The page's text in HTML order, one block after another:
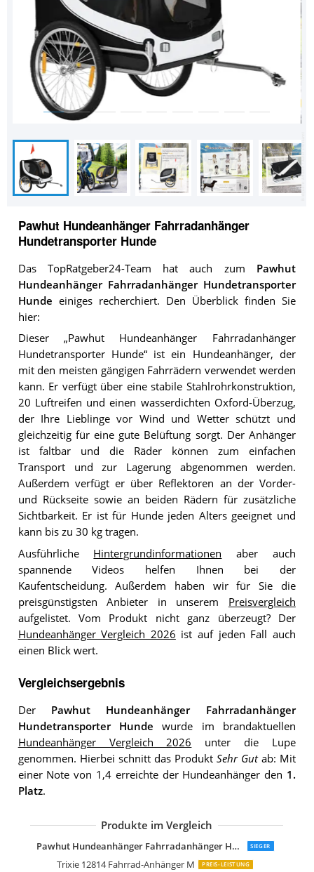
Pawhut Hundeanhänger Fahrradanhänger
Hundetransporter Hunde
Das TopRatgeber24-Team hat auch zum Pawhut
Hundeanhänger Fahrradanhänger Hundetransporter
Hunde einiges recherchiert. Den Überblick finden Sie
hier:
Dieser „Pawhut Hundeanhänger Fahrradanhänger
Hundetransporter Hunde“ ist ein Hundeanhänger, der
mit den meisten gängigen Fahrrädern verwendet werden
kann. Er verfügt über eine stabile Stahlrohrkonstruktion,
20 Luftreifen und einen wasserdichten Oxford-Überzug,
der Ihre Lieblinge vor Wind und Wetter schützt und
gleichzeitig für eine gute Belüftung sorgt. Der Anhänger
ist faltbar und die Räder können zum einfachen
Transport und zur Lagerung abgenommen werden.
Außerdem verfügt er über Reflektoren an der Vorder-
und Rückseite sowie an beiden Rädern für zusätzliche
Sichtbarkeit. Er ist für Hunde jeden Alters geeignet und
kann bis zu 30 kg tragen.
Ausführliche Hintergrundinformationen aber auch
spannende Videos helfen Ihnen bei der
Kaufentscheidung. Außerdem haben wir für Sie die
preisgünstigsten Anbieter in unserem Preisvergleich
aufgelistet. Vom Produkt nicht ganz überzeugt? Der
Hundeanhänger Vergleich 2026 ist auf jeden Fall auch
einen Blick wert.
Vergleichsergebnis
Der Pawhut Hundeanhänger Fahrradanhänger
Hundetransporter Hunde wurde im brandaktuellen
Hundeanhänger Vergleich 2026 unter die Lupe
genommen. Hierbei schnitt das Produkt Sehr Gutab: Mit
einer Note von 1,4 erreichte der Hundeanhänger den 1.
Platz.
Produkte im Vergleich
Pawhut Hundeanhänger Fahrradanhänger Hundetransporter Hunde SIEGER
Trixie 12814 Fahrrad-Anhänger M PREIS-LEISTUNG
Trixie Fahrrad-Anhänger
Karlie Fahrradanhänger Doggy Liner 1
Blue Bird Hundeanhänger
Pawhut Hundeanhänger
Monz/Kranich Hundeanhänger
Blue Bird Mini-Hundeanhänger 12
Pawhut Hundeanhänger
Karlie Doggy Liner Economy
Karlie Doggy Liner Economy